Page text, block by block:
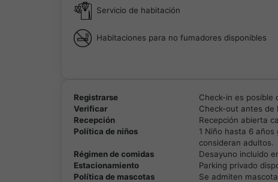
Servicio de habitación
Habitaciones para no fumadores disponibles
Registrarse
Check-in es posible
Verificar
Check-out antes de
Recepción
Recepción abierta
Política de niños
1 Niño hasta 6
consideran adultos.
Régimen de comidas
Desayuno incluido
Estacionamiento
Parking privado
Política de mascotas
Se admiten